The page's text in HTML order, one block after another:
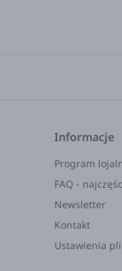
Informacje
Program
FAQ -
Newsletter
Kontakt
Ustawienia